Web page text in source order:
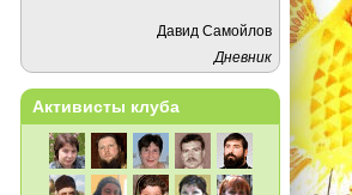
Давид Самойлов
Дневник
Активисты клуба